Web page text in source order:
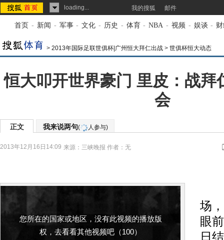
loading... 我的搜狐 邮件
首页 - 新闻 - 军事 - 文化 - 历史 - 体育 - NBA - 视频 - 娱谈 -
> 2013年国际足联世俱杯|广州恒大拜仁出战 > 世俱杯恒大动态
恒大叩开世界豪门 里皮：战拜
会
正文 我来说两句( 人参与)
2013年12月16日14:09 来源： 三峡晚报 作者：无
您所在的国家或地区，没有此视频的播放版
权，去看看其他视频吧（100）
场
眼
日